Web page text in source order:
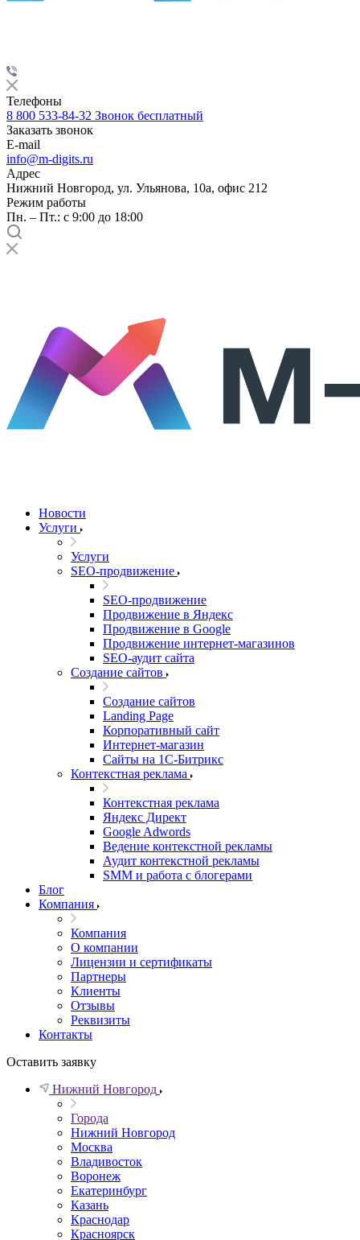
Телефоны
8 800 533-84-32 Звонок бесплатный
Заказать звонок
E-mail
info@m-digits.ru
Адрес
Нижний Новгород, ул. Ульянова, 10а, офис 212
Режим работы
Пн. – Пт.: с 9:00 до 18:00
Новости
Услуги
Услуги
SEO-продвижение
SEO-продвижение
Продвижение в Яндекс
Продвижение в Google
Продвижение интернет-магазинов
SEO-аудит сайта
Создание сайтов
Создание сайтов
Landing Page
Корпоративный сайт
Интернет-магазин
Сайты на 1С-Битрикс
Контекстная реклама
Контекстная реклама
Яндекс Директ
Google Adwords
Ведение контекстной рекламы
Аудит контекстной рекламы
SMM и работа с блогерами
Блог
Компания
Компания
О компании
Лицензии и сертификаты
Партнеры
Клиенты
Отзывы
Реквизиты
Контакты
Оставить заявку
Нижний Новгород
Города
Нижний Новгород
Москва
Владивосток
Воронеж
Екатеринбург
Казань
Краснодар
Красноярск